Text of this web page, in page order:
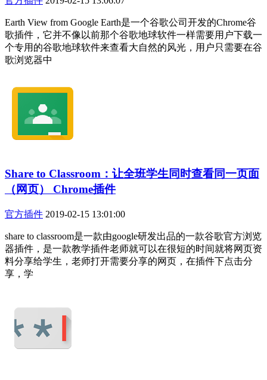
Earth View from Google Earth是一个谷歌公司开发的Chrome谷
歌插件，它并不像以前那个谷歌地球软件一样需要用户下载一
个专用的谷歌地球软件来查看大自然的风光，用户只需要在谷
歌浏览器中
Share to Classroom：让全班学生同时查看同一页面
（网页） Chrome插件
官方插件 2019-02-15 13:01:00
share to classroom是一款由google研发出品的一款谷歌官方浏览
器插件，是一款教学插件老师就可以在很短的时间就将网页资
料分享给学生，老师打开需要分享的网页，在插件下点击分
享，学